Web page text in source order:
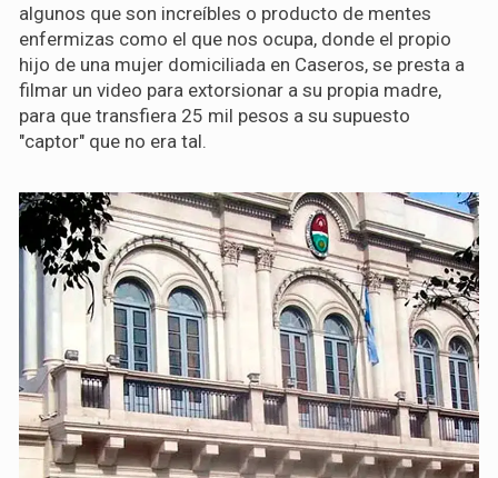
algunos que son increíbles o producto de mentes
enfermizas como el que nos ocupa, donde el propio
hijo de una mujer domiciliada en Caseros, se presta a
filmar un video para extorsionar a su propia madre,
para que transfiera 25 mil pesos a su supuesto
"captor" que no era tal.